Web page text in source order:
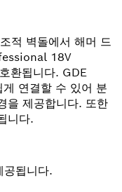
적 벽돌에서 해머 드
18V
환됩니다. GDE
연결할 수 있어 분
을 제공합니다. 또한
니다.
공됩니다.